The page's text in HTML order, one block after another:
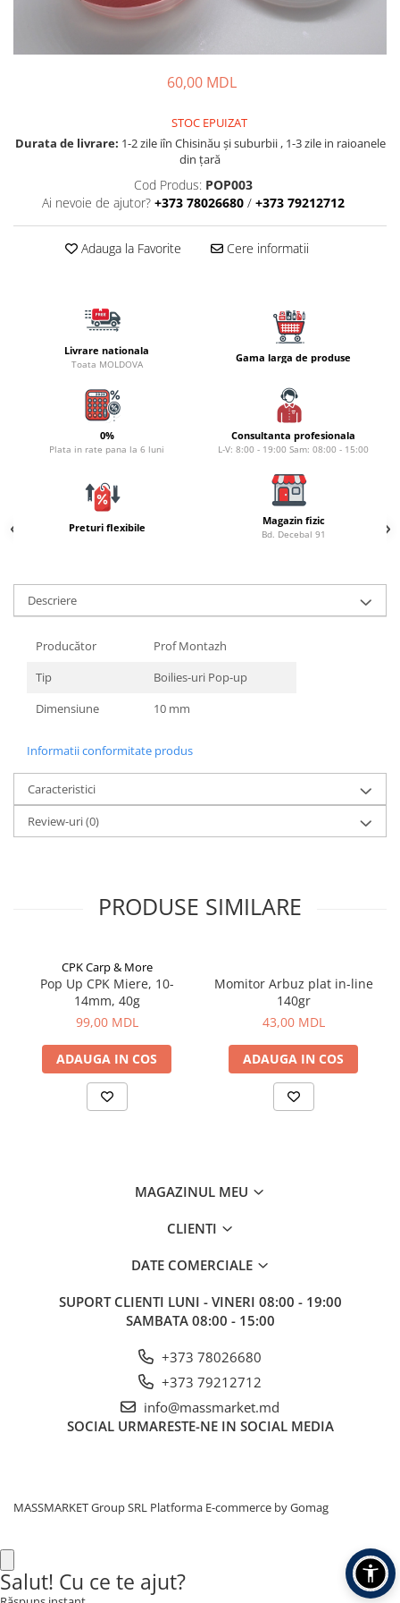
Fire feeder, stationar
Genti, huse, galeti
Accesorii si instrumente
Nada, momeala, aditivi
Mulinete la rapitor
Fire rapitor
Carlige la rapitor
Greutati la rapitor
Accesorii rapitor
Forfaci la rapitor
Momeli la rapitor
Nada si momeala
Pelete
Boiles
Pop-up
Momeala artificiala
Pescuit la copca
Bagajerie pescuit
Genti
Lazi
Instrumente
Accesorii pentru barci
Aragazuri, incalzitoare
Saci de dormit, saltele, perne
Imbracaminte, incaltaminte
60,00 MDL
STOC EPUIZAT
Durata de livrare: 1-2 zile iîn Chisinău şi suburbii , 1-3 zile in raioanele
din țară
Cod Produs: POP003
Ai nevoie de ajutor? +373 78026680 / +373 79212712
Adauga la Favorite Cere informatii
Livrare nationala
Toata MOLDOVA
Gama larga de produse
0%
Plata in rate pana la 6 luni
Consultanta profesionala
L-V: 8:00 - 19:00 Sam: 08:00 - 15:00
Preturi flexibile Magazin fizic
Bd. Decebal 91
Descriere
Producător
Prof Montazh
Tip
Boilies-uri Pop-up
Dimensiune
10 mm
Informatii conformitate produs
Caracteristici
Review-uri(0)
PRODUSE SIMILARE
CPK Carp & More
Pop Up CPK Miere, 10-
14mm, 40g
99,00 MDL
ADAUGA IN COS
Momitor Arbuz plat in-line
140gr
43,00 MDL
ADAUGA IN COS
MAGAZINUL MEU
CLIENTI
DATE COMERCIALE
SUPORT CLIENTI LUNI - VINERI 08:00 - 19:00
SAMBATA 08:00 - 15:00
+373 78026680
+373 79212712
info@massmarket.md
SOCIAL URMARESTE-NE IN SOCIAL MEDIA
MASSMARKET Group SRL Platforma E-commerce by Gomag
Salut! Cu ce te ajut?